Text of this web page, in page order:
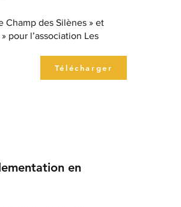
Champ des Silènes » et
pour l’association Les
Télécharger
en